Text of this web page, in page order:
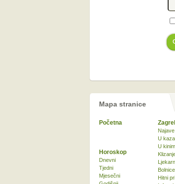
Mapa stranice
Početna
U
U
Bolnice
Hitni
Horoskop
Dnevni
Tjedni
Mjesečni